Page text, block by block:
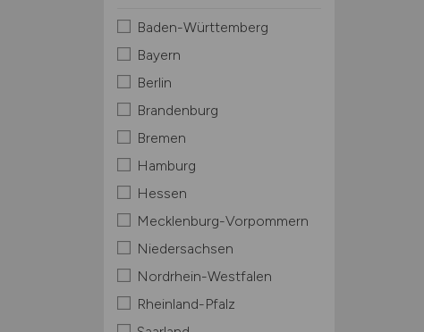
Baden-Württemberg
Bayern
Berlin
Brandenburg
Bremen
Hamburg
Hessen
Mecklenburg-Vorpommern
Niedersachsen
Nordrhein-Westfalen
Rheinland-Pfalz